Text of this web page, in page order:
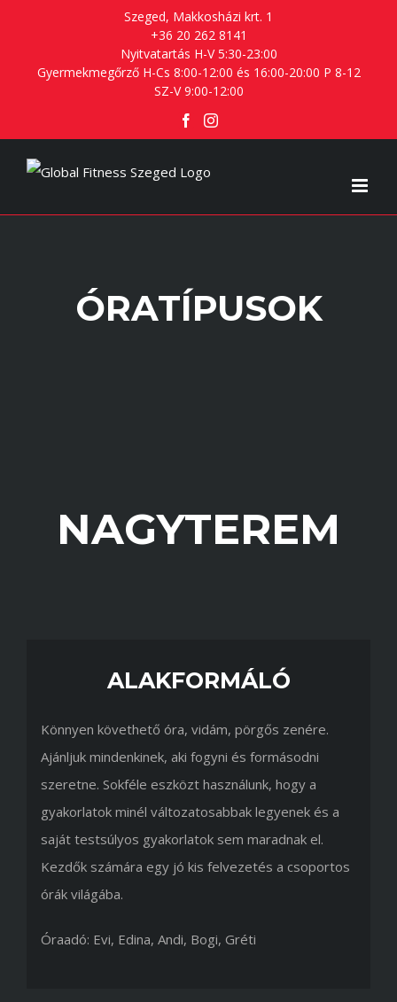
content
Szeged, Makkosházi krt. 1
+36 20 262 8141
Nyitvatartás H-V 5:30-23:00
Gyermekmegőrző H-Cs 8:00-12:00 és 16:00-20:00 P 8-12
SZ-V 9:00-12:00
Facebook
Instagram
ÓRATÍPUSOK
NAGYTEREM
ALAKFORMÁLÓ
Könnyen követhető óra, vidám, pörgős zenére.
Ajánljuk mindenkinek, aki fogyni és formásodni
szeretne. Sokféle eszközt használunk, hogy a
gyakorlatok minél változatosabbak legyenek és a
saját testsúlyos gyakorlatok sem maradnak el.
Kezdők számára egy jó kis felvezetés a csoportos
órák világába.
Óraadó: Evi, Edina, Andi, Bogi, Gréti